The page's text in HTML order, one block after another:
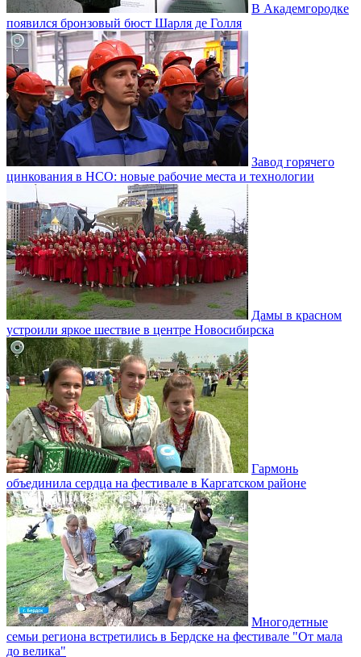
В Академгородке
появился бронзовый бюст Шарля де Голля
Завод горячего
цинкования в НСО: новые рабочие места и технологии
Дамы в красном
устроили яркое шествие в центре Новосибирска
Гармонь
объединила сердца на фестивале в Каргатском районе
Многодетные
семьи региона встретились в Бердске на фестивале "От мала
до велика"